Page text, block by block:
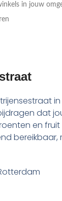
in jouw
dat
en